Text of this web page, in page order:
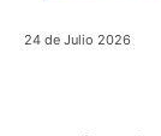
24 de Julio 2026